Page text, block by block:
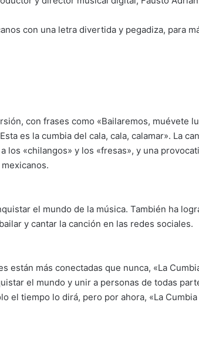
con una letra divertida y pegadiza, para
con frases como «Bailaremos, muévete
es la cumbia del cala, cala, calamar». La
los «chilangos» y los «fresas», y una
el mundo de la música. También ha
y cantar la canción en las redes sociales.
están más conectadas que nunca, «La
el mundo y unir a personas de todas
el tiempo lo dirá, pero por ahora, «La